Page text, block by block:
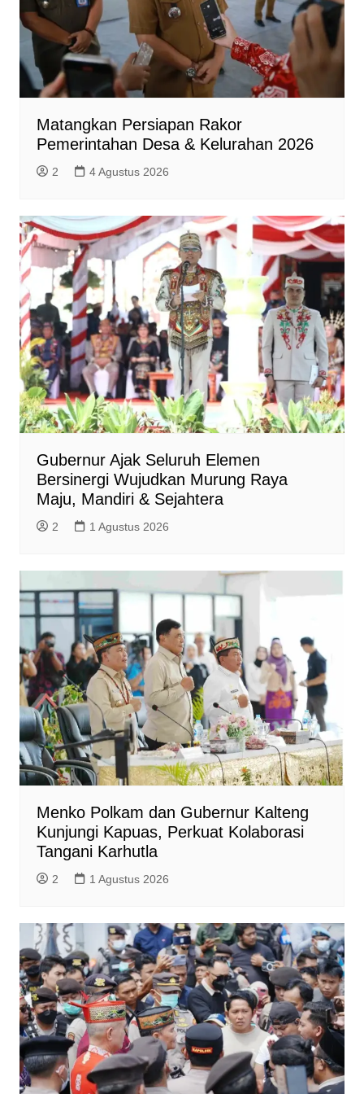
Matangkan Persiapan Rakor
Pemerintahan Desa & Kelurahan 2026
2 4 Agustus 2026
Gubernur Ajak Seluruh Elemen
Bersinergi Wujudkan Murung Raya
Maju, Mandiri & Sejahtera
2 1 Agustus 2026
Menko Polkam dan Gubernur Kalteng
Kunjungi Kapuas, Perkuat Kolaborasi
Tangani Karhutla
2 1 Agustus 2026